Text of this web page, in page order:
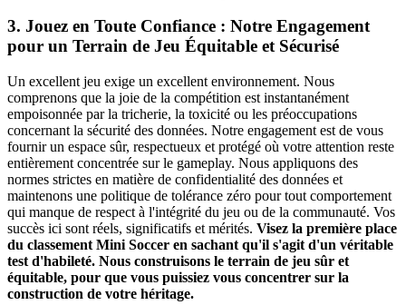
3. Jouez en Toute Confiance : Notre Engagement
pour un Terrain de Jeu Équitable et Sécurisé
Un excellent jeu exige un excellent environnement. Nous
comprenons que la joie de la compétition est instantanément
empoisonnée par la tricherie, la toxicité ou les préoccupations
concernant la sécurité des données. Notre engagement est de vous
fournir un espace sûr, respectueux et protégé où votre attention reste
entièrement concentrée sur le gameplay. Nous appliquons des
normes strictes en matière de confidentialité des données et
maintenons une politique de tolérance zéro pour tout comportement
qui manque de respect à l'intégrité du jeu ou de la communauté. Vos
succès ici sont réels, significatifs et mérités. Visez la première place
du classement Mini Soccer en sachant qu'il s'agit d'un véritable
test d'habileté. Nous construisons le terrain de jeu sûr et
équitable, pour que vous puissiez vous concentrer sur la
construction de votre héritage.